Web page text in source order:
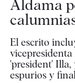
Aldama
El escrito
'president' Illa,
espurios y